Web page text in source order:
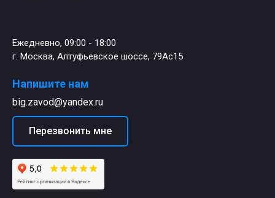
Ежедневно, 09:00 - 18:00
г. Москва, Алтуфьевское шоссе, 79Ас15
Напишите нам
big.zavod@yandex.ru
Перезвонить мне